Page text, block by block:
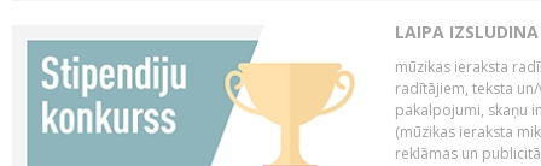
LAIPA
mūzikas ieraksta
radītājiem, teksta
pakalpojumi, skaņu
(mūzikas ieraksta
reklāmas un